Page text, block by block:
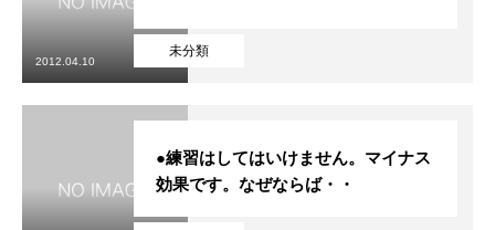
未分類
2012.04.10
●練習はしてはいけません。マイナス
効果です。なぜならば・・